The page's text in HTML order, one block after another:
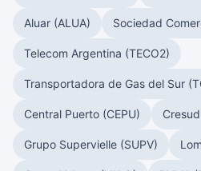
Aluar (ALUA) Sociedad
Telecom Argentina (TECO2)
Transportadora de Gas del Sur
Central Puerto (CEPU)
Grupo Supervielle (SUPV)